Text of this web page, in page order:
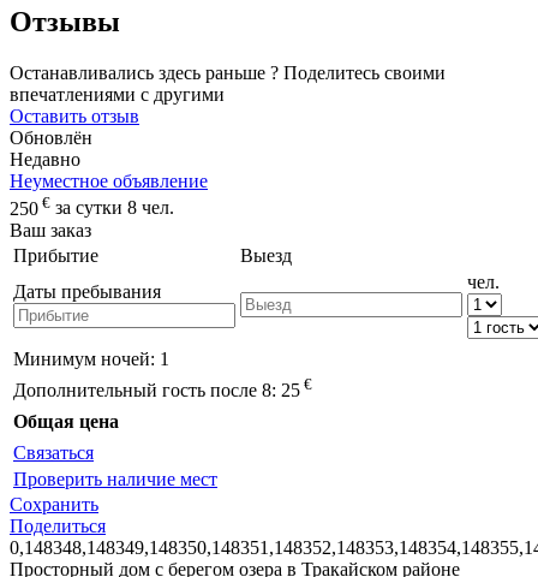
Отзывы
Останавливались здесь раньше ? Поделитесь своими
впечатлениями с другими
Оставить отзыв
Обновлён
Недавно
Неуместное объявление
250 € за сутки 8 чел.
Ваш заказ
Прибытие
Выезд
Даты пребывания
чел.
Минимум ночей: 1
Дополнительный гость после 8: 25 €
Общая цена
Связаться
Проверить наличие мест
Сохранить
Поделиться
Просторный дом с берегом озера в Тракайском районе